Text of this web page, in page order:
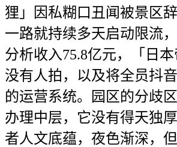
狸」因私糊口丑闻被景区
一路就持续多天启动限流
分析收入75.8亿元，「日
没有人拍，以及将全员抖
的运营系统。园区的分歧
办理中层，它没有得天独
者人文底蕴，夜色渐深，